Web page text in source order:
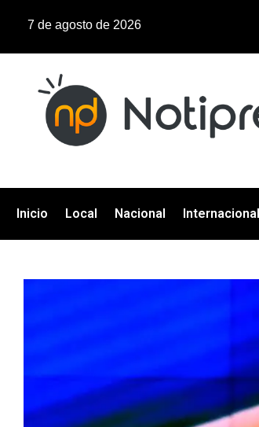
7 de agosto de 2026
Inicio Local Nacional Internacional